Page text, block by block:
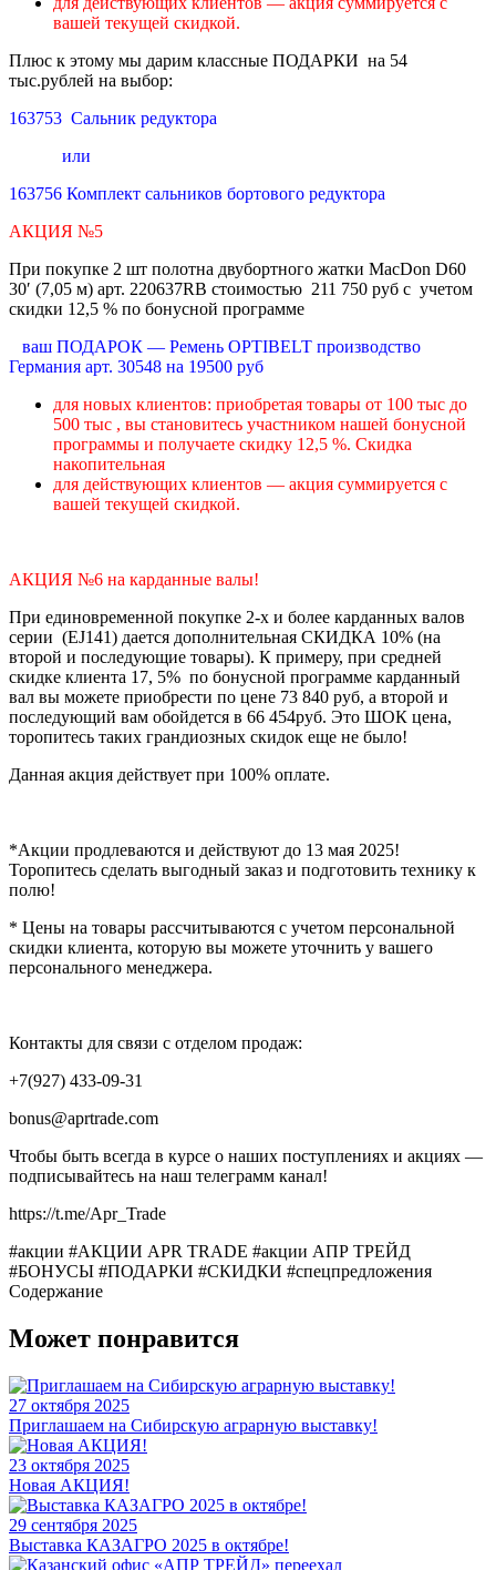
вашей текущей скидкой.
Плюс к этому мы дарим классные ПОДАРКИ на 54
тыс.рублей на выбор:
163753 Сальник редуктора
или
163756 Комплект сальников бортового редуктора
АКЦИЯ №5
При покупке 2 шт полотна двубортного жатки MacDon D60
30′ (7,05 м) арт. 220637RB стоимостью 211 750 руб с учетом
скидки 12,5 % по бонусной программе
ваш ПОДАРОК — Ремень OPTIBELT производство
Германия арт. 30548 на 19500 руб
для новых клиентов: приобретая товары от 100 тыс до
500 тыс , вы становитесь участником нашей бонусной
программы и получаете скидку 12,5 %. Скидка
накопительная
для действующих клиентов — акция суммируется с
вашей текущей скидкой.
АКЦИЯ №6 на карданные валы!
При единовременной покупке 2-х и более карданных валов
серии (EJ141) дается дополнительная СКИДКА 10% (на
второй и последующие товары). К примеру, при средней
скидке клиента 17, 5% по бонусной программе карданный
вал вы можете приобрести по цене 73 840 руб, а второй и
последующий вам обойдется в 66 454руб. Это ШОК цена,
торопитесь таких грандиозных скидок еще не было!
Данная акция действует при 100% оплате.
*Акции продлеваются и действуют до 13 мая 2025!
Торопитесь сделать выгодный заказ и подготовить технику к
полю!
* Цены на товары рассчитываются с учетом персональной
скидки клиента, которую вы можете уточнить у вашего
персонального менеджера.
Контакты для связи с отделом продаж:
+7(927) 433-09-31
bonus@aprtrade.com
Чтобы быть всегда в курсе о наших поступлениях и акциях —
подписывайтесь на наш телеграмм канал!
https://t.me/Apr_Trade
#акции #АКЦИИ APR TRADE #акции АПР ТРЕЙД
#БОНУСЫ #ПОДАРКИ #СКИДКИ #спецпредложения
Содержание
Может понравится
27 октября 2025
Приглашаем на Сибирскую аграрную выставку!
23 октября 2025
Новая АКЦИЯ!
29 сентября 2025
Выставка КАЗАГРО 2025 в октябре!